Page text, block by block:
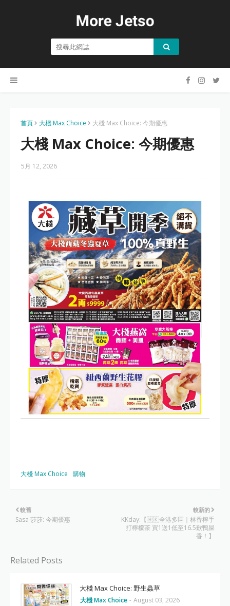
首頁 大棧 Max Choice 大棧 Max Choice: 今期優惠
大棧 Max Choice: 今期優惠
5月 12, 2026
大棧 Max Choice 購物
較新的
KKday:【🇭🇰全港多區｜林香檸手
打檸檬茶 買1送1低至16.5歎鴨屎
香！】
較舊
Sasa 莎莎: 今期優惠
Related Posts
大棧 Max Choice: 野生蟲草
大棧 Max Choice - August 03, 2026